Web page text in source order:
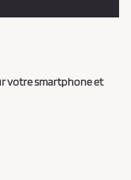
votre smartphone et